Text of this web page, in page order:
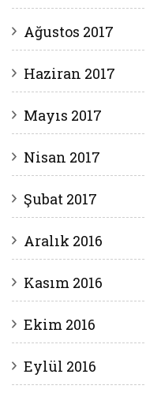
Ağustos 2017
Haziran 2017
Mayıs 2017
Nisan 2017
Şubat 2017
Aralık 2016
Kasım 2016
Ekim 2016
Eylül 2016